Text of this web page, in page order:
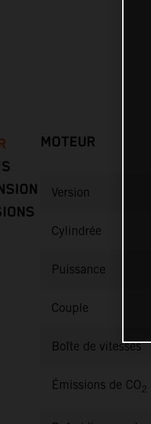
MOTEUR
Version
Cylindrée
Puissance
Couple
Boîte de vitesses
Émissions de CO2